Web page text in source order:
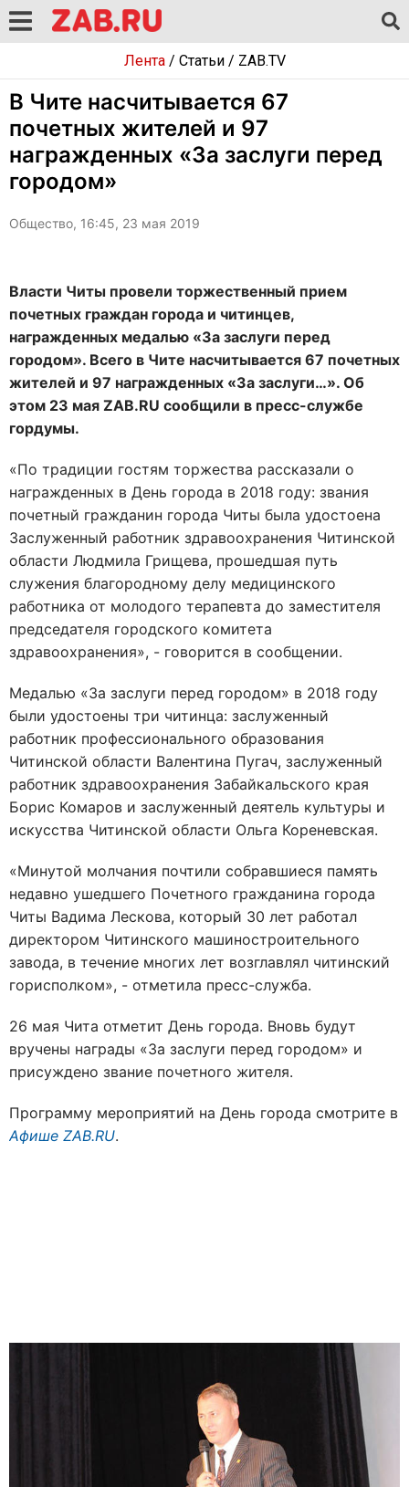
Лента/ Статьи/ ZAB.TV
В Чите насчитывается 67
почетных жителей и 97
награжденных «За заслуги перед
городом»
Общество, 16:45, 23 мая 2019
Власти Читы провели торжественный прием
почетных граждан города и читинцев,
награжденных медалью «За заслуги перед
городом». Всего в Чите насчитывается 67 почетных
жителей и 97 награжденных «За заслуги…». Об
этом 23 мая ZAB.RU сообщили в пресс-службе
гордумы.
«По традиции гостям торжества рассказали о
награжденных в День города в 2018 году: звания
почетный гражданин города Читы была удостоена
Заслуженный работник здравоохранения Читинской
области Людмила Грищева, прошедшая путь
служения благородному делу медицинского
работника от молодого терапевта до заместителя
председателя городского комитета
здравоохранения», - говорится в сообщении.
Медалью «За заслуги перед городом» в 2018 году
были удостоены три читинца: заслуженный
работник профессионального образования
Читинской области Валентина Пугач, заслуженный
работник здравоохранения Забайкальского края
Борис Комаров и заслуженный деятель культуры и
искусства Читинской области Ольга Кореневская.
«Минутой молчания почтили собравшиеся память
недавно ушедшего Почетного гражданина города
Читы Вадима Лескова, который 30 лет работал
директором Читинского машиностроительного
завода, в течение многих лет возглавлял читинский
горисполком», - отметила пресс-служба.
26 мая Чита отметит День города. Вновь будут
вручены награды «За заслуги перед городом» и
присуждено звание почетного жителя.
Программу мероприятий на День города смотрите в
Афише ZAB.RU.